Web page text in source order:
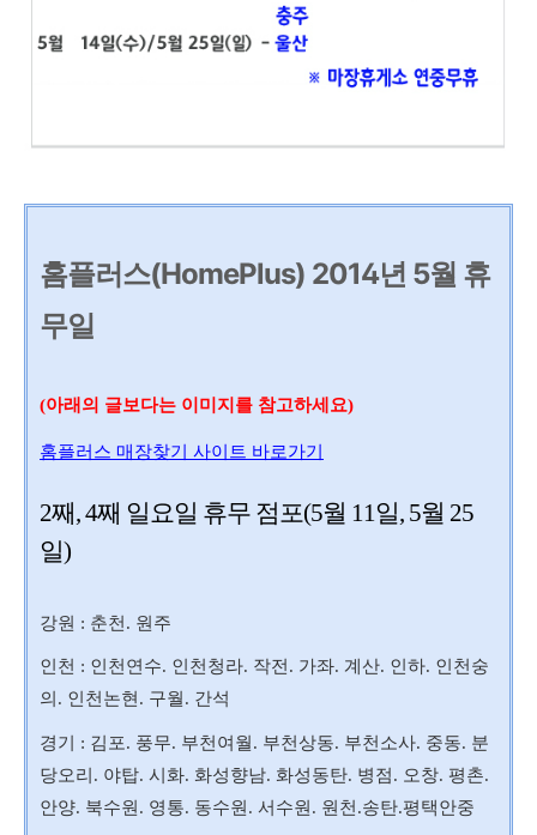
홈플러스(HomePlus) 2014년 5월 휴
무일
(아래의 글보다는 이미지를 참고하세요)
홈플러스 매장찾기 사이트 바로가기
2째, 4째 일요일 휴무 점포(5월 11일, 5월 25
일)
강원 : 춘천. 원주
인천 : 인천연수. 인천청라. 작전. 가좌. 계산. 인하. 인천숭
의. 인천논현. 구월. 간석
경기 : 김포. 풍무. 부천여월. 부천상동. 부천소사. 중동. 분
당오리. 야탑. 시화. 화성향남. 화성동탄. 병점. 오창. 평촌.
안양. 북수원. 영통. 동수원. 서수원. 원천.송탄.평택안중